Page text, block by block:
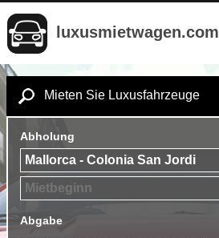
luxusmietwagen.com
Mieten Sie Luxusfahrzeuge
Abholung
Abgabe